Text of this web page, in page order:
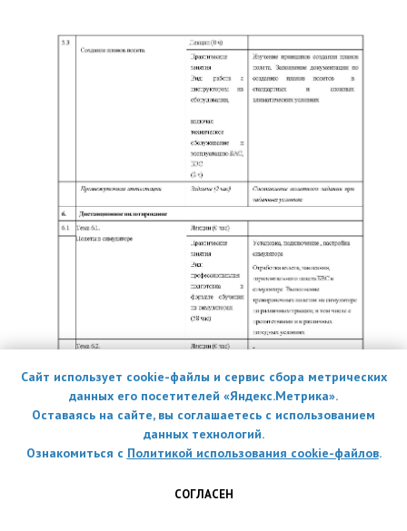
Сайт использует cookie-файлы и сервис сбора метрических
данных его посетителей «Яндекс.Метрика».
Оставаясь на сайте, вы соглашаетесь с использованием
данных технологий.
Ознакомиться с Политикой использования cookie-файлов.
СОГЛАСЕН